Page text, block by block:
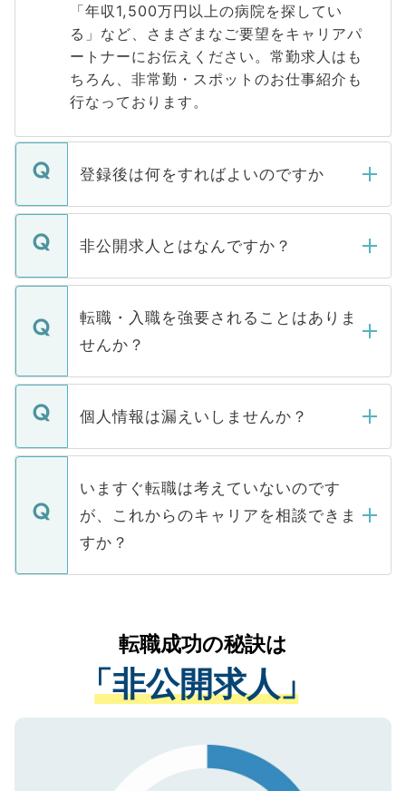
「年収1,500万円以上の病院を探してい
る」など、さまざまなご要望をキャリアパ
ートナーにお伝えください。常勤求人はも
ちろん、非常勤・スポットのお仕事紹介も
行なっております。
登録後は何をすればよいのですか
ご登録いただきましたら、弊社担当者がご
登録内容を確認し、その後メールもしくは
ます。通常、5営業日以内にはご連絡をせて
いただきますので、しばらくお待ちくださ
い。
非公開求人とはなんですか？
マイナビDOCTORで取り扱っている求人の
うち約3割は、Webサイトからご覧いただ
けない「非公開求人」です。非公開求人は
下記の理由によって、一般には公開してい
ません。
■応募殺到を避けるため 人気のある医療機
関を公にしてしまうと、応募が殺到する場
に、医療機関が求める条件に合った人材の
みを人材紹介会社に依頼するケースが増え
ています。
転職・入職を強要されることはありま
せんか？
転職・入職を強要することは一切ありませ
ん。また、仮に応募先から内定をいただい
定を承諾する必要はありません。内定先へ
の辞退の連絡はキャリアパートナーが行い
ますので、ご安心ください。
個人情報は漏えいしませんか？
個人情報が漏えいすることはありませんの
で、ご安心ください。当サイトからの登録
などで収集したご登録者様の個人情報は、
ご本人のキャリアアップおよび転職活動の
支援を目的に使用いたします。お預かりし
ているすべての個人データはご本人の許可
は、個人情報の取り扱いについての厳密な
管理基準を満たした事業者のみに付与され
る、プライバシーマークを取得済みです。
ご登録いただいた個人情報は、SSL（デー
で、機密保持に関してもご安心ください。
いますぐ転職は考えていないのです
が、これからのキャリアを相談できま
すか？
かがいして、現在の医療機関の状況や紹介
経験をまじえながら、適切なアドバイスを
させていただきます。すぐにご転職をされ
ない方には、長期的なサポートが可能です
ので、まずはご登録ください。
転職成功の秘訣は
「非公開求人」